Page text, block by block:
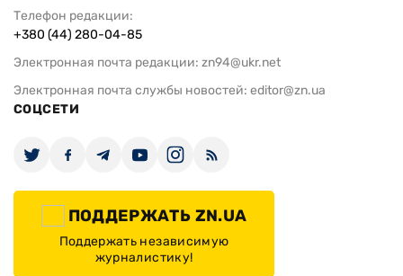
Телефон редакции:
+380 (44) 280-04-85
Электронная почта редакции: zn94@ukr.net
Электронная почта службы новостей: editor@zn.ua
СОЦСЕТИ
ПОДДЕРЖАТЬ ZN.UA
Поддержать независимую
журналистику!